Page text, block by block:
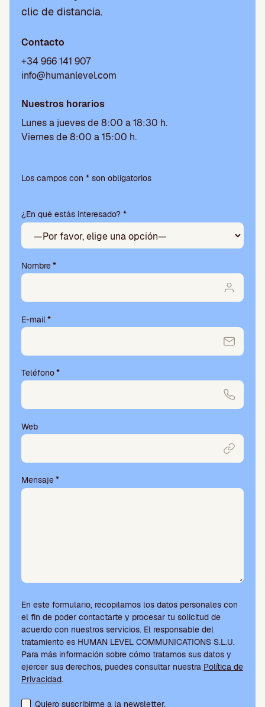
clic de distancia.
Contacto
+34 966 141 907
info@humanlevel.com
Nuestros horarios
Lunes a jueves de 8:00 a 18:30 h.
Viernes de 8:00 a 15:00 h.
favor,
campo
vacío.
Los campos con * son obligatorios
¿En qué estás interesado? *
Nombre*
E-mail *
Teléfono*
Web
Mensaje*
En este formulario, recopilamos los datos personales con
el fin de poder contactarte y procesar tu solicitud de
acuerdo con nuestros servicios. El responsable del
tratamiento es HUMAN LEVEL COMMUNICATIONS S.L.U.
Para más información sobre cómo tratamos sus datos y
ejercer sus derechos, puedes consultar nuestra Política de
Privacidad.
Aceptación de condiciones y suscripción a la newsletter
Quiero suscribirme a la newsletter.